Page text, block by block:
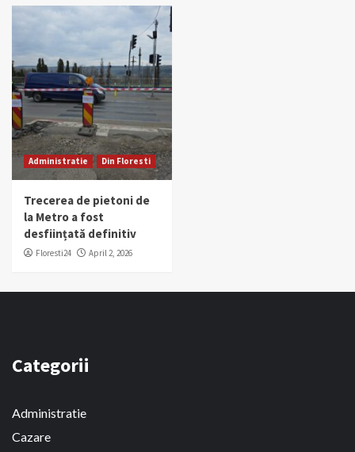
Administratie Din Floresti
Trecerea de pietoni de
la Metro a fost
desființată definitiv
Floresti24 April 2, 2026
Categorii
Administratie
Cazare